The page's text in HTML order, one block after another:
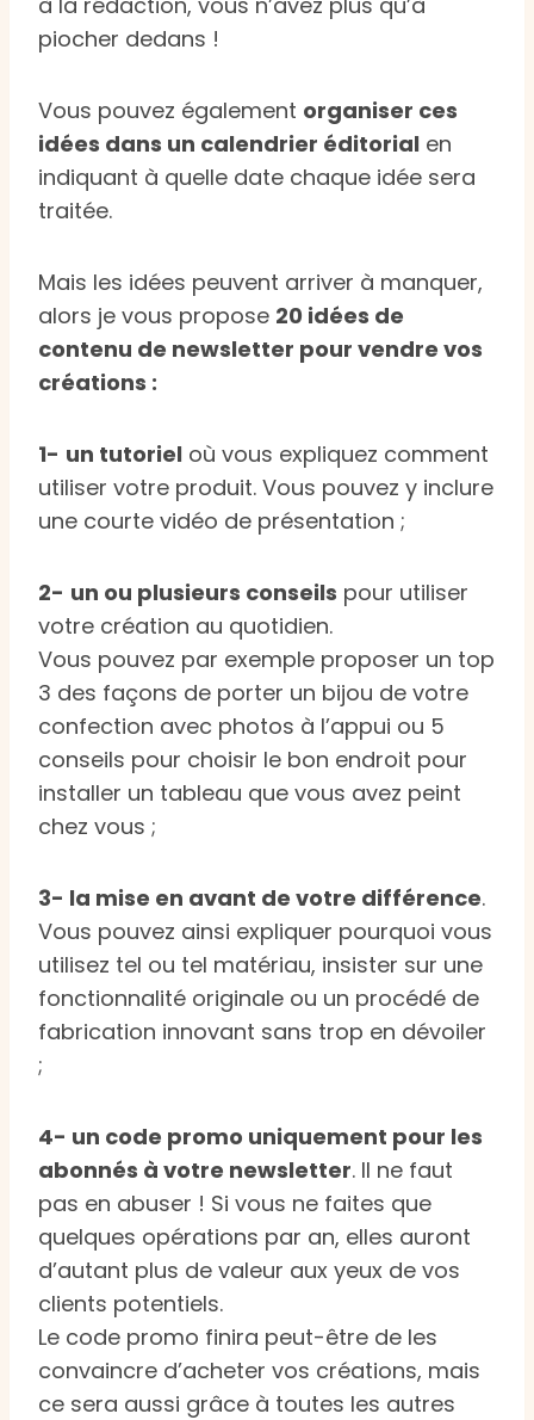
piocher dedans !
Vous pouvez également organiser ces
idées dans un calendrier éditorial en
indiquant à quelle date chaque idée sera
traitée.
Mais les idées peuvent arriver à manquer,
alors je vous propose 20 idées de
contenu de newsletter pour vendre vos
créations :
1- un tutoriel où vous expliquez comment
utiliser votre produit. Vous pouvez y inclure
une courte vidéo de présentation ;
2- un ou plusieurs conseils pour utiliser
votre création au quotidien.
Vous pouvez par exemple proposer un top
3 des façons de porter un bijou de votre
confection avec photos à l’appui ou 5
conseils pour choisir le bon endroit pour
installer un tableau que vous avez peint
chez vous ;
3- la mise en avant de votre différence.
Vous pouvez ainsi expliquer pourquoi vous
utilisez tel ou tel matériau, insister sur une
fonctionnalité originale ou un procédé de
fabrication innovant sans trop en dévoiler
;
4- un code promo uniquement pour les
abonnés à votre newsletter. Il ne faut
pas en abuser ! Si vous ne faites que
quelques opérations par an, elles auront
d’autant plus de valeur aux yeux de vos
clients potentiels.
Le code promo finira peut-être de les
convaincre d’acheter vos créations, mais
ce sera aussi grâce à toutes les autres